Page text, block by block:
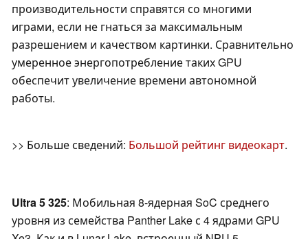
производительности справятся со многими
играми, если не гнаться за максимальным
разрешением и качеством картинки. Сравнительно
умеренное энергопотребление таких GPU
обеспечит увеличение времени автономной
работы.
>> Больше сведений: Большой рейтинг видеокарт.
Ultra 5 325: Мобильная 8-ядерная SoC среднего
уровня из семейства Panther Lake с 4 ядрами GPU